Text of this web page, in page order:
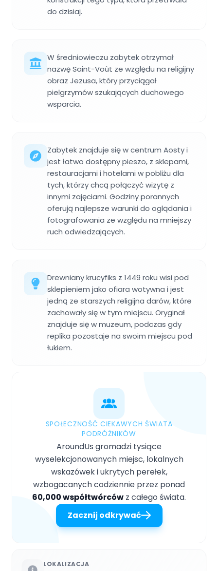
do dzisiaj.
W średniowieczu zabytek otrzymał
nazwę Saint-Voût ze względu na religijny
obraz Jezusa, który przyciągał
pielgrzymów szukających duchowego
wsparcia.
Zabytek znajduje się w centrum Aosty i
jest łatwo dostępny pieszo, z sklepami,
restauracjami i hotelami w pobliżu dla
tych, którzy chcą połączyć wizytę z
innymi zajęciami. Godziny porannych
oferują najlepsze warunki do oglądania i
fotografowania ze względu na mniejszy
ruch odwiedzających.
Drewniany krucyfiks z 1449 roku wisi pod
sklepieniem jako ofiara wotywna i jest
jedną ze starszych religijna darów, które
zachowały się w tym miejscu. Oryginał
znajduje się w muzeum, podczas gdy
replika pozostaje na swoim miejscu pod
łukiem.
SPOŁECZNOŚĆ CIEKAWYCH ŚWIATA
PODRÓŻNIKÓW
AroundUs gromadzi tysiące
wyselekcjonowanych miejsc, lokalnych
wskazówek i ukrytych perełek,
wzbogacanych codziennie przez ponad
60,000 współtwórców z całego świata.
Zacznij odkrywać
LOKALIZACJA